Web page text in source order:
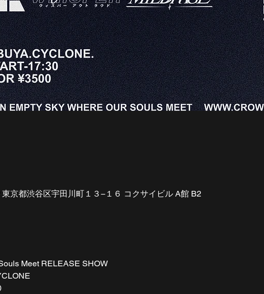
京都渋谷区宇田川町１３−１６ コクサイビル A館 B2
Meet RELEASE SHOW